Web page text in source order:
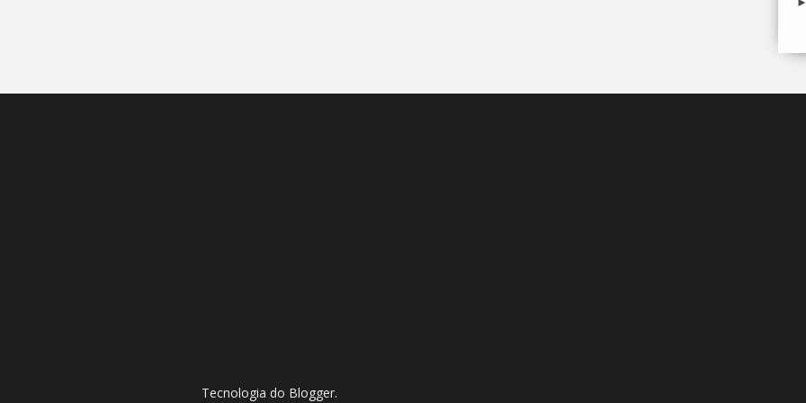
Tecnologia do Blogger.